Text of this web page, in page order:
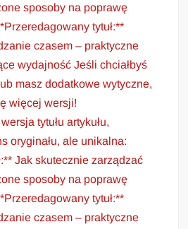
sposoby na poprawę
tytuł:**
czasem – praktyczne
wydajność Jeśli chciałbyś
masz dodatkowe wytyczne,
więcej wersji!
tytułu artykułu,
oryginału, ale unikalna:
Jak skutecznie zarządzać
sposoby na poprawę
tytuł:**
czasem – praktyczne